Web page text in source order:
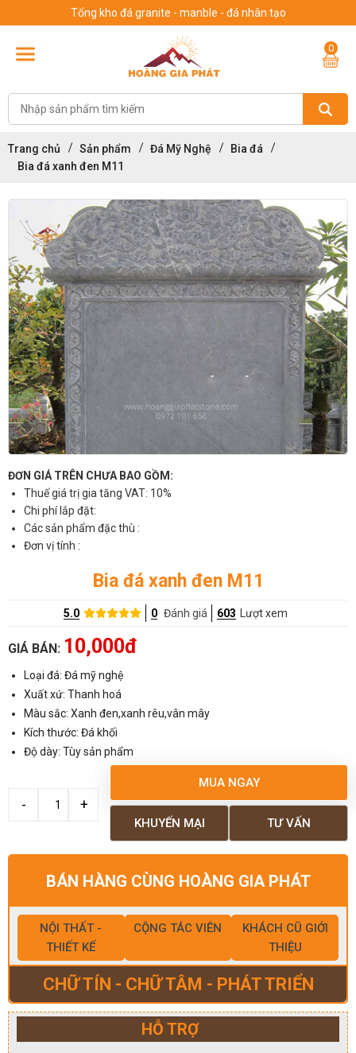
Tổng kho đá granite - manble - đá nhân tạo
0
Trang chủ Sản phẩm Đá Mỹ Nghệ
Bia đá
Bia đá xanh đen M11
ĐƠN GIÁ TRÊN CHƯA BAO GỒM:
Thuế giá trị gia tăng VAT: 10%
Chi phí lắp đặt:
Các sản phẩm đặc thù :
Đơn vị tính :
Bia đá xanh đen M11
5.0 0 Đánh giá 603 Lượt xem
GIÁ BÁN: 10,000đ
Loại đá: Đá mỹ nghệ
Xuất xứ: Thanh hoá
Màu sắc: Xanh đen,xanh rêu,vân mây
Kích thước: Đá khối
Độ dày: Tùy sản phẩm
MUA NGAY
TƯ VẤN
KHUYẾN MẠI
BÁN HÀNG CÙNG HOÀNG GIA PHÁT
NỘI THẤT -
THIẾT KẾ
CỘNG TÁC VIÊN
KHÁCH CŨ GIỚI
THIỆU
CHỮ TÍN - CHỮ TÂM - PHÁT TRIỂN
HỖ TRỢ